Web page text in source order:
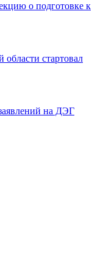
о подготовке к
области стартовал
на ДЭГ